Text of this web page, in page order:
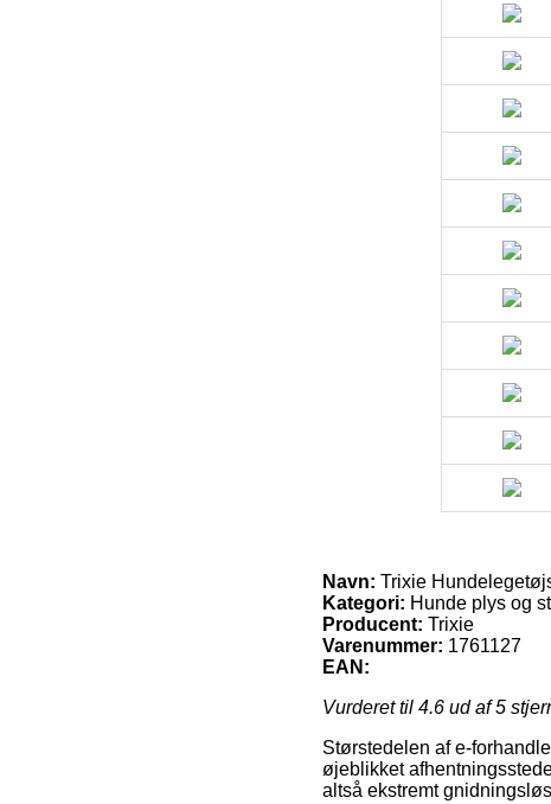
Navn: Trixie
Kategori: Hunde plys og
Producent: Trixie
Varenummer: 1761127
EAN:
Vurderet til 4.6 ud af 5
Størstedelen af e-
øjeblikket
altså ekstremt